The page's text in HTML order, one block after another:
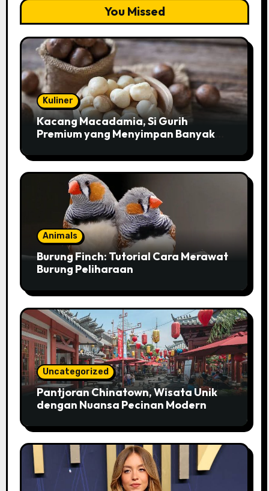
You Missed
Kuliner
Kacang Macadamia, Si Gurih
Premium yang Menyimpan Banyak
Animals
Burung Finch: Tutorial Cara Merawat
Burung Peliharaan
Uncategorized
Pantjoran Chinatown, Wisata Unik
dengan Nuansa Pecinan Modern